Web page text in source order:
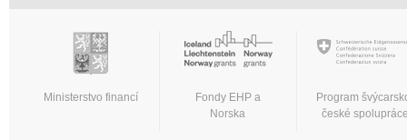
Ministerstvo financí
Fondy EHP a
Norska
Program
české